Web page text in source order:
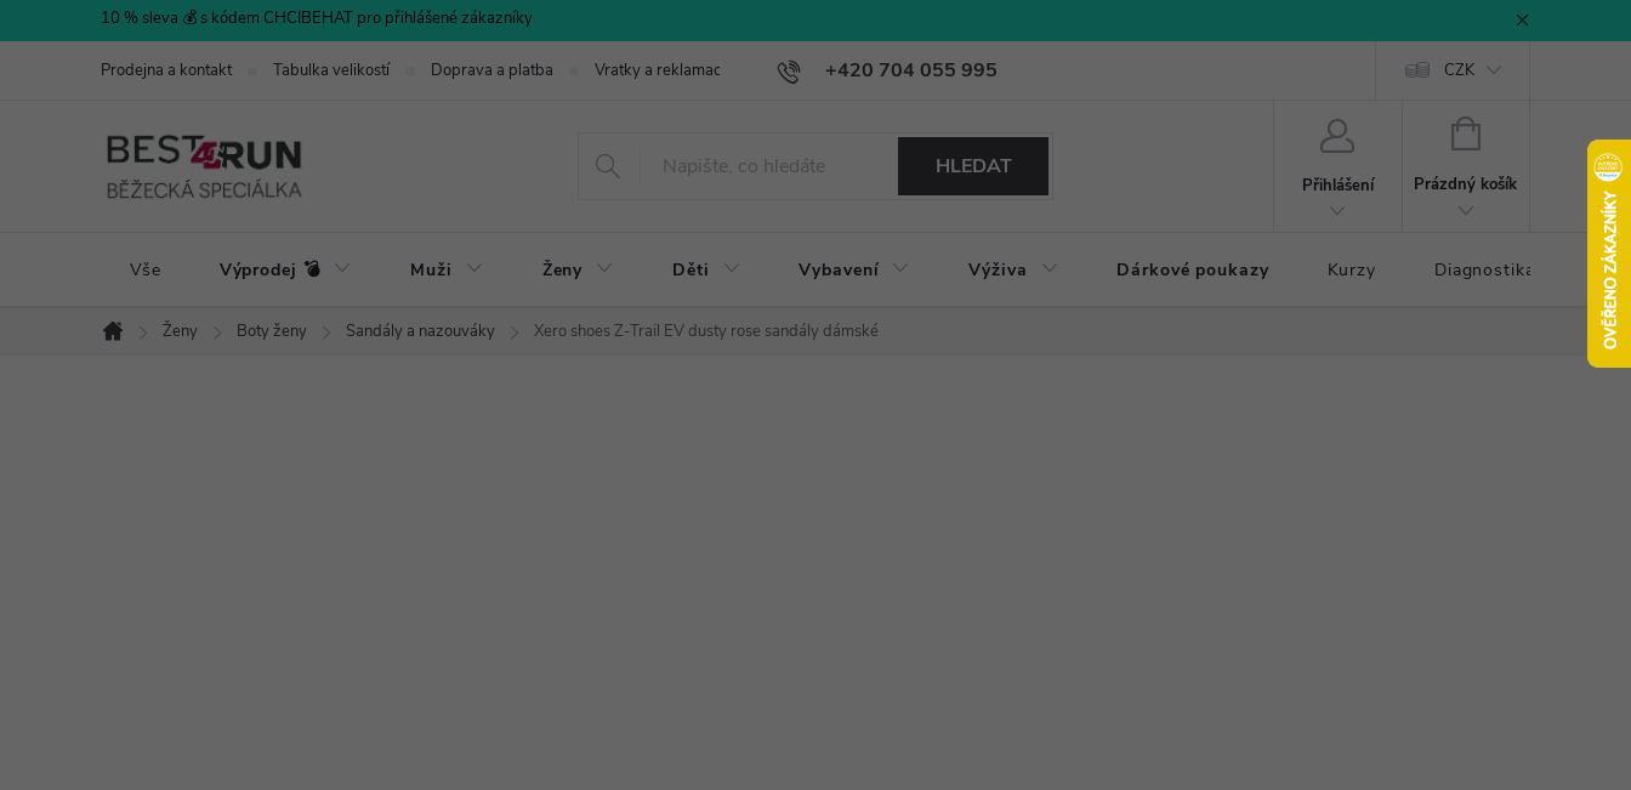
na
10 % sleva 💰 s kódem CHCIBEHAT pro přihlášené zákazníky
+420 704 055 995
Prodejna a kontakt Tabulka velikostí Doprava a platba Vratky a reklamace CZK
HLEDAT
Přihlášení
NÁKUPNÍ
Prázdný košík
Vše Výprodej 💣 Muži Ženy Děti Vybavení Výživa Dárkové poukazy Kurzy Diagnostika došlapu
Domů
Ženy Boty ženy Sandály a nazouváky Xero shoes Z-Trail EV dusty rose sandály dámské